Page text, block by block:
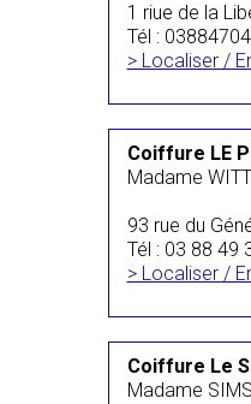
1 riue de la
Tél :
> Localiser /
Coiffure LE
Madame
93 rue du
Tél : 03 88 49
> Localiser /
Coiffure Le
Madame